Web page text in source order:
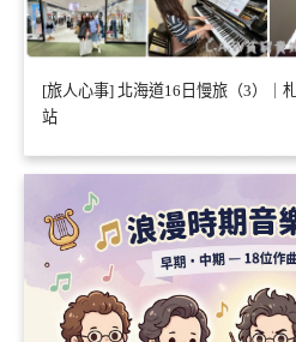
[旅人心事] 北海道16日慢旅（3）｜
站